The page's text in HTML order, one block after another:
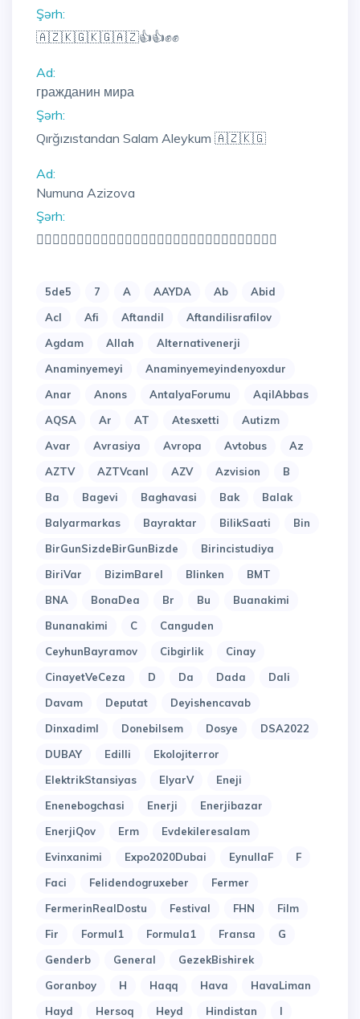
Şərh:
🇦🇿🇰🇬🇰🇬🇦🇿👍👍✊✊
Ad:
гражданин мира
Şərh:
Qırğızıstandan Salam Aleykum 🇦🇿🇰🇬
Ad:
Numuna Azizova
Şərh:
👍🏾👍🏾👍🏾👍🏾👍🏾👍🏾🇦🇿🇰🇬🇦🇿🇰🇬🇦🇿🇰🇬🇦🇿🇰🇬🇦🇿
5de5 7 A AAYDA Ab
Abid
Acl
Afi Aftandil
Aftandilisrafilov
Agdam
Allah
Alternativenerji
Anaminyemeyi
Anaminyemeyindenyoxdur
Anar
Anons AntalyaForumu
AqilAbbas
AQSA
Ar AT Atesxetti
Autizm
Avar
Avrasiya Avropa Avtobus
Az
AZTV
AZTVcanl AZV Azvision
B
Ba
Bagevi Baghavasi Bak
Balak
Balyarmarkas
Bayraktar BilikSaati
Bin
BirGunSizdeBirGunBizde
Birincistudiya
BiriVar
BizimBarel Blinken
BMT
BNA
BonaDea Br Bu
Buanakimi
Bunanakimi
C
Canguden
CeyhunBayramov
Cibgirlik
Cinay
CinayetVeCeza
D Da Dada
Dali
Davam
Deputat
Deyishencavab
Dinxadiml
Donebilsem Dosye
DSA2022
DUBAY
Edilli
Ekolojiterror
ElektrikStansiyas
ElyarV
Eneji
Enenebogchasi
Enerji
Enerjibazar
EnerjiQov
Erm
Evdekileresalam
Evinxanimi
Expo2020Dubai EynullaF
F
Faci
Felidendogruxeber
Fermer
FermerinRealDostu
Festival FHN
Film
Fir
Formul1 Formula1 Fransa
G
Genderb
General
GezekBishirek
Goranboy
H Haqq Hava
HavaLiman
Hayd
Hersoq Heyd Hindistan
I